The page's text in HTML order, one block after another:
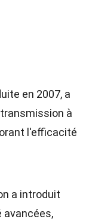
en 2007, a
à
l'efficacité
a introduit